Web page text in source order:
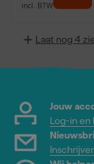
incl. BTW
Laat nog 4
Jouw
Log-in en